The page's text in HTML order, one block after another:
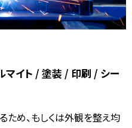
イト / 塗装 / 印刷 / シー
め、もしくは外観を整え均